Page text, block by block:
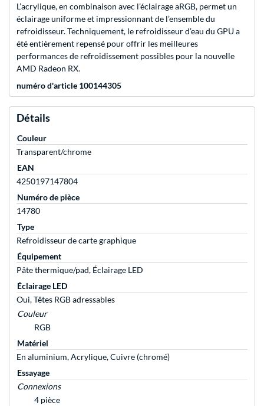
L’acrylique, en combinaison avec l’éclairage aRGB, permet un
éclairage uniforme et impressionnant de l’ensemble du
refroidisseur. Techniquement, le refroidisseur d’eau du GPU a
été entièrement repensé pour offrir les meilleures
performances de refroidissement possibles pour la nouvelle
AMD Radeon RX.
numéro d'article 100144305
Détails
Couleur
Transparent/chrome
EAN
4250197147804
Numéro de pièce
14780
Type
Refroidisseur de carte graphique
Équipement
Pâte thermique/pad, Éclairage LED
Éclairage LED
Oui, Têtes RGB adressables
Couleur
RGB
Matériel
En aluminium, Acrylique, Cuivre (chromé)
Essayage
Connexions
4 pièce